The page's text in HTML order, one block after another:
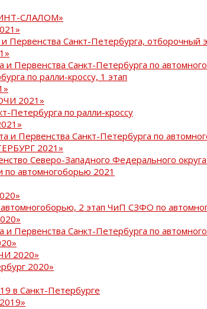
СЛАЛОМ»
и Первенства Санкт-Петербурга,
и Первенства Санкт-Петербурга по
по ралли-кроссу, 1 этап
2021»
Петербурга по ралли-кроссу
и Первенства Санкт-Петербурга по
2021»
Северо-Западного Федерального
по автомногоборью 2021
2 этап ЧиП СЗФО по
и Первенства Санкт-Петербурга по
2020»
2020»
в Санкт-Петербурге